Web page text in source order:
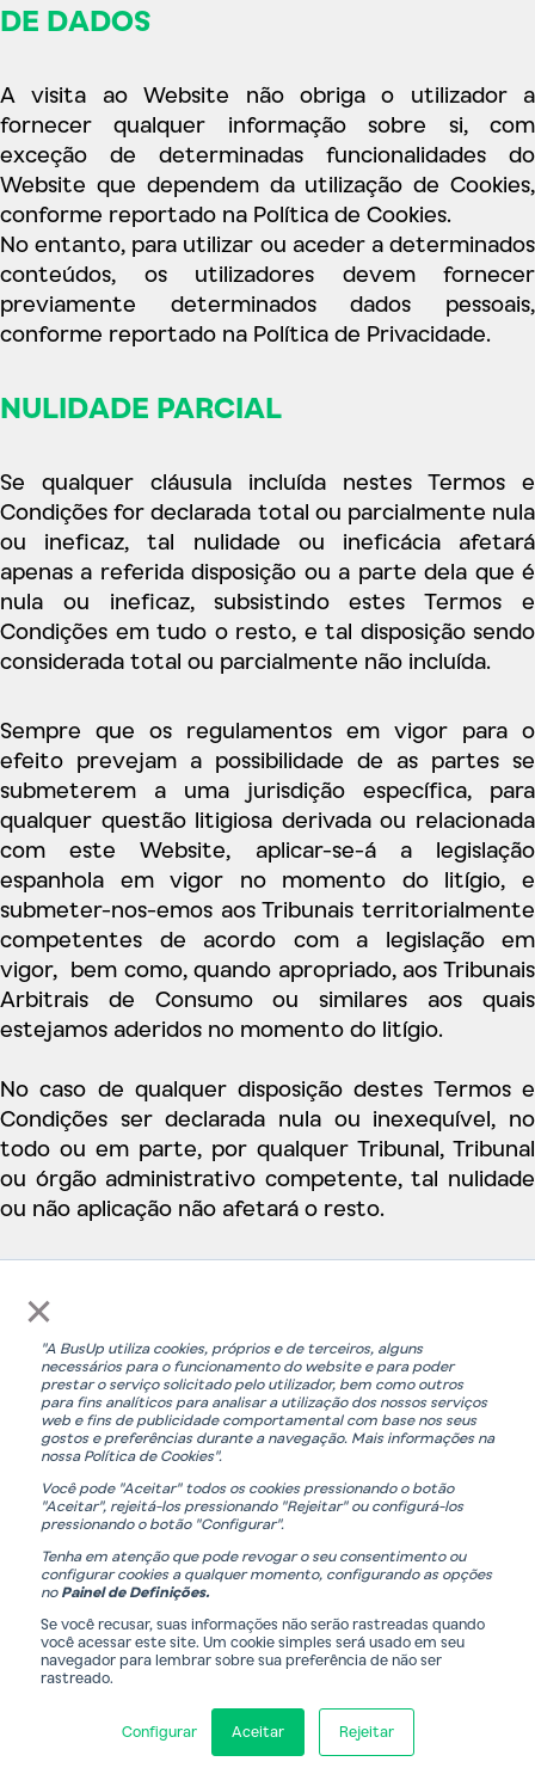
×
"A BusUp utiliza cookies, próprios e de terceiros, alguns
necessários para o funcionamento do website e para poder
prestar o serviço solicitado pelo utilizador, bem como outros
para fins analíticos para analisar a utilização dos nossos serviços
web e fins de publicidade comportamental com base nos seus
gostos e preferências durante a navegação. Mais informações na
nossa Política de Cookies".
Você pode "Aceitar" todos os cookies pressionando o botão
"Aceitar", rejeitá-los pressionando "Rejeitar" ou configurá-los
pressionando o botão "Configurar".
Tenha em atenção que pode revogar o seu consentimento ou
configurar cookies a qualquer momento, configurando as opções
no Painel de Definições.
Se você recusar, suas informações não serão rastreadas quando
você acessar este site. Um cookie simples será usado em seu
navegador para lembrar sobre sua preferência de não ser
rastreado.
Configurar Aceitar Rejeitar
DE DADOS
A visita ao Website não obriga o utilizador a
fornecer qualquer informação sobre si, com
exceção de determinadas funcionalidades do
Website que dependem da utilização de Cookies,
conforme reportado na Política de Cookies.
No entanto, para utilizar ou aceder a determinados
conteúdos, os utilizadores devem fornecer
previamente determinados dados pessoais,
conforme reportado na Política de Privacidade.
NULIDADE PARCIAL
Se qualquer cláusula incluída nestes Termos e
Condições for declarada total ou parcialmente nula
ou ineficaz, tal nulidade ou ineficácia afetará
apenas a referida disposição ou a parte dela que é
nula ou ineficaz, subsistindo estes Termos e
Condições em tudo o resto, e tal disposição sendo
considerada total ou parcialmente não incluída.
Sempre que os regulamentos em vigor para o
efeito prevejam a possibilidade de as partes se
submeterem a uma jurisdição específica, para
qualquer questão litigiosa derivada ou relacionada
com este Website, aplicar-se-á a legislação
espanhola em vigor no momento do litígio, e
submeter-nos-emos aos Tribunais territorialmente
competentes de acordo com a legislação em
vigor, bem como, quando apropriado, aos Tribunais
Arbitrais de Consumo ou similares aos quais
estejamos aderidos no momento do litígio.
No caso de qualquer disposição destes Termos e
Condições ser declarada nula ou inexequível, no
todo ou em parte, por qualquer Tribunal, Tribunal
ou órgão administrativo competente, tal nulidade
ou não aplicação não afetará o resto.
O não exercício ou execução pelo Provedor de
qualquer direito ou disposição contida nestes
Termos e Condições não constituirá uma renúncia
aos mesmos, a menos que reconhecido e acordado
por escrito pelo Provedor.
Para submeter reclamações na utilização dos
nossos serviços, pode contactar por correio para o
endereço eletrónico ou físico indicado na secção
IDENTIFICAÇÃO", comprometendo-nos a
procurar a todo o momento uma solução amigável
do conflito.
Última atualização: maio de 2023
© 2023 BUSUP TECHNOLOGIES, SL Todos os
direitos reservados.